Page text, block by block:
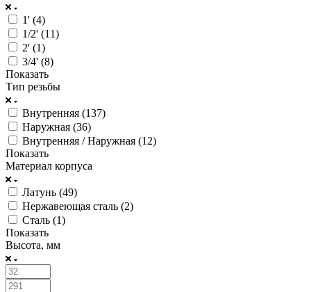
1' (4)
1/2' (11)
2' (1)
3/4' (8)
Показать
Тип резьбы
Внутренняя (137)
Наружная (36)
Внутренняя / Наружная (12)
Показать
Материал корпуса
Латунь (49)
Нержавеющая сталь (2)
Сталь (1)
Показать
Высота, мм